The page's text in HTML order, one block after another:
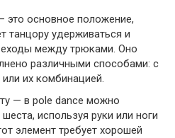
основное положение,
танцору удерживаться и
между трюками. Оно
различными способами: с
их комбинацией.
— в pole dance можно
используя руки или ноги
элемент требует хорошей